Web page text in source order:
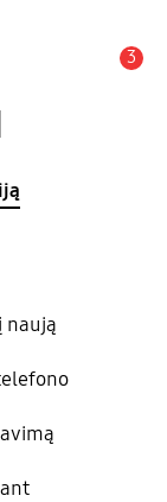
3
naują